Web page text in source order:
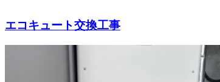
エコキュート交換工事